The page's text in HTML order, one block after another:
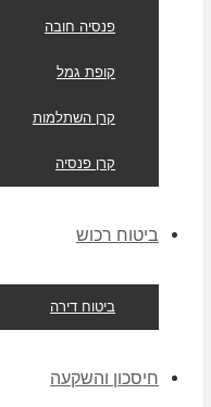
פנסיה חובה
קופת גמל
קרן השתלמות
קרן פנסיה
ביטוח רכוש
ביטוח דירה
חיסכון והשקעה